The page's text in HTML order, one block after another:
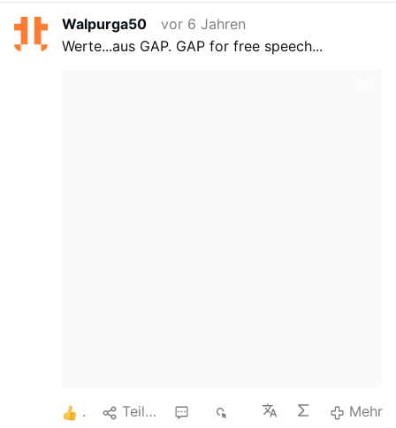
Walpurga50
vor 6 Jahren
Werte...aus GAP. GAP for free speech...
1 Teilen
Mehr